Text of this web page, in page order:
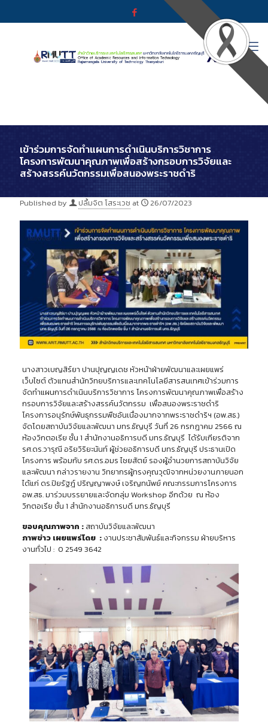
เข้าร่วมการจัดทำแผนการดำเนินบริการวิชาการ
โครงการพัฒนาคุณภาพเพื่อสร้างกรอบการวิจัยและ
สร้างสรรค์นวัตกรรมเพื่อสนองพระราชดำริ
Published by ปลื้มจิต โสระเวช at 26/07/2023
นางสาวเบญสิร์ยา ปานปุญญเดช หัวหน้าฝ่ายพัฒนาและเผยแพร่
เว็บไซต์ ตัวแทนสำนักวิทยบริการและเทคโนโลยีสารสนเทศเข้าร่วมการ
จัดทำแผนการดำเนินบริการวิชาการ โครงการพัฒนาคุณภาพเพื่อสร้าง
กรอบการวิจัยและสร้างสรรค์นวัตกรรม เพื่อสนองพระราชดำริ
โครงการอนุรักษ์พันธุกรรมพืชอันเนื่องมากจากพระราชดำริฯ (อพ.สธ.)
จัดโดยสถาบันวิจัยและพัฒนา มทร.ธัญบุรี วันที่ 26 กรกฎาคม 2566 ณ
ห้องวิกตอเรีย ชั้น 1 สำนักงานอธิการบดี มทร.ธัญบุรี ได้รับเกียรติจาก
รศ.ดร.วารุณี อริยวิริยะนันท์ ผู้ช่วยอธิการบดี มทร.ธัญบุรี ประธานเปิด
โครงการ พร้อมกับ รศ.ดร.อมร ไชยสัตย์ รองผู้อำนวยการสถาบันวิจัย
และพัฒนา กล่าวรายงาน วิทยากรผู้ทรงคุณวุฒิจากหน่วยงานภายนอก
ได้แก่ ดร.ปิยรัฐฎ์ ปริญญาพงษ์ เจริญทนัพย์ คณะกรรมการโครงการ
อพ.สธ. มาร่วมบรรยายและจัดกลุ่ม Workshop อีกด้วย ณ ห้อง
วิกตอเรีย ชั้น 1 สำนักงานอธิการบดี มทร.ธัญบุรี
ขอบคุณภาพจาก :สถาบันวิจัยและพัฒนา
ภาพข่าว เผยแพร่โดย :งานประชาสัมพันธ์และกิจกรรม ฝ่ายบริหาร
งานทั่วไป : 0 2549 3642